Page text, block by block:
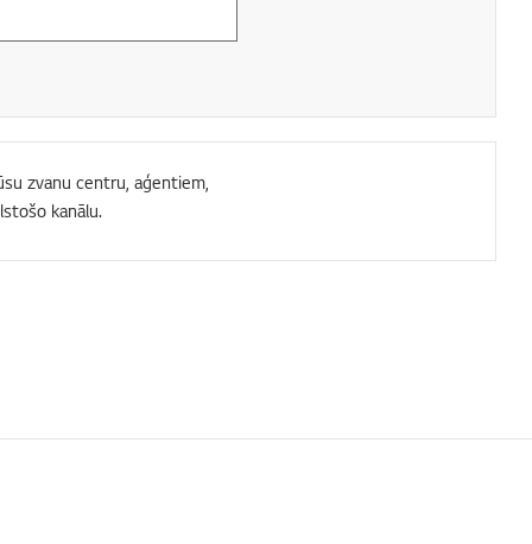
zvanu centru, aģentiem,
kanālu.